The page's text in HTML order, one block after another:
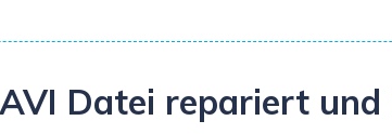
Datei repariert